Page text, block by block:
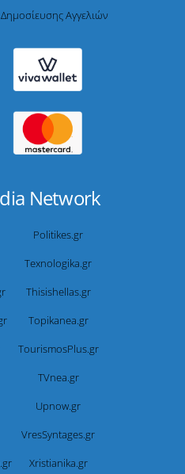
Αγγελιών
Network
Politikes.gr
Texnologika.gr
Thisishellas.gr
Topikanea.gr
TourismosPlus.gr
TVnea.gr
Upnow.gr
VresSyntages.gr
Xristianika.gr